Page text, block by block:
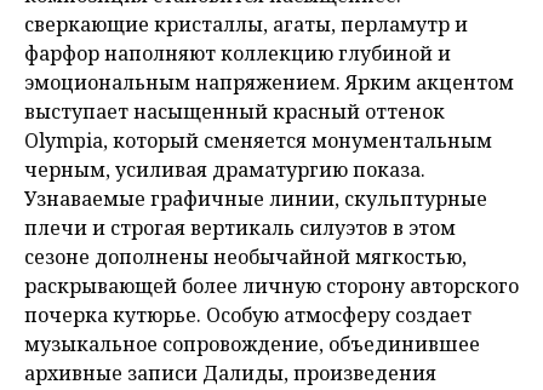
сверкающие кристаллы, агаты, перламутр и
фарфор наполняют коллекцию глубиной и
эмоциональным напряжением. Ярким акцентом
выступает насыщенный красный оттенок
Olympia, который сменяется монументальным
черным, усиливая драматургию показа.
Узнаваемые графичные линии, скульптурные
плечи и строгая вертикаль силуэтов в этом
сезоне дополнены необычайной мягкостью,
раскрывающей более личную сторону авторского
почерка кутюрье. Особую атмосферу создает
музыкальное сопровождение, объединившее
архивные записи Далиды, произведения